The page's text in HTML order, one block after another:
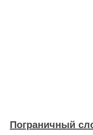
Пограничный